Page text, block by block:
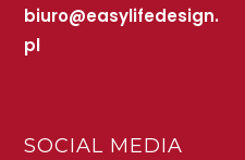
biuro@easylifedesign.
pl
SOCIAL MEDIA